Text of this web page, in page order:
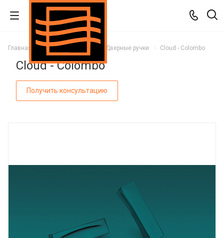
Главная Каталог Дверные ручки Cloud - Colombo
Cloud - Colombo
Получить консультацию